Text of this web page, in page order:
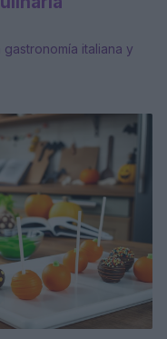
italiana y